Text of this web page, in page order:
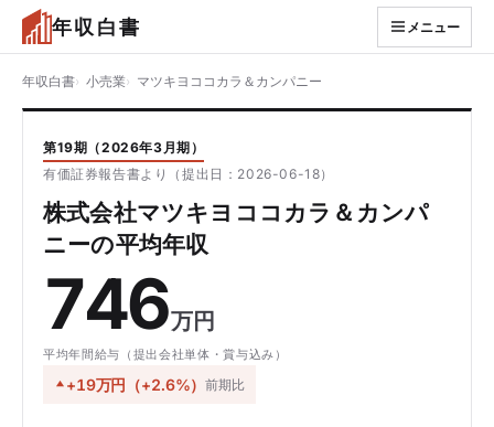
年収白書 メニュー
年収白書 小売業 マツキヨココカラ＆カンパニー
第19期（2026年3月期）
有価証券報告書より（提出日：2026-06-18）
株式会社マツキヨココカラ＆カンパ
ニーの平均年収
746万円
平均年間給与（提出会社単体・賞与込み）
+19万円（+2.6%）前期比